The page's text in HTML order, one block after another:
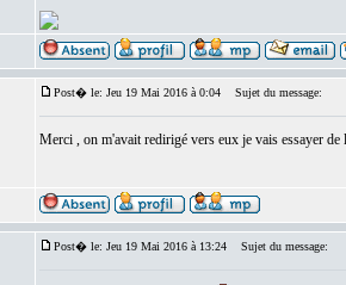
Post� le: Jeu 19 Mai 2016 à 0:04 Sujet du message:
Merci , on m'avait redirigé vers eux je vais essayer de
Post� le: Jeu 19 Mai 2016 à 13:24 Sujet du message: